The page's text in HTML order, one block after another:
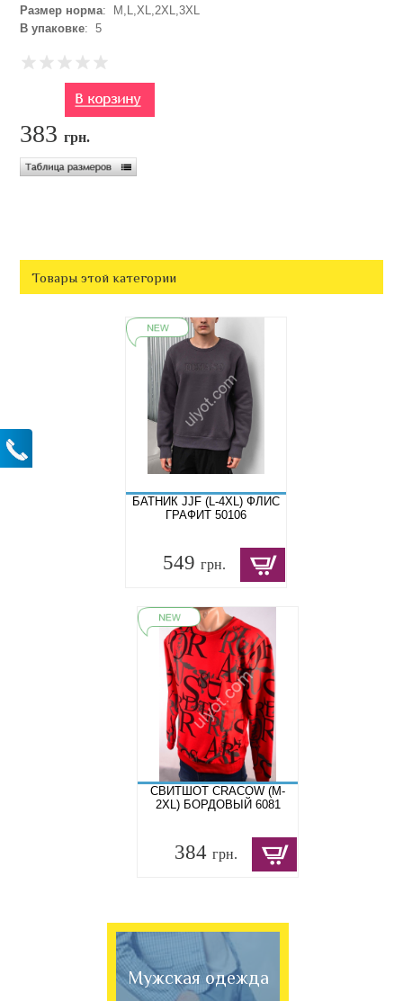
Размер норма: M,L,XL,2XL,3XL
В упаковке: 5
383грн.
Товары этой категории
БАТНИК JJF (L-4XL) ФЛИС
ГРАФИТ 50106
549 грн.
СВИТШОТ CRACOW (M-
2XL) БОРДОВЫЙ 6081
384 грн.
Мужская одежда